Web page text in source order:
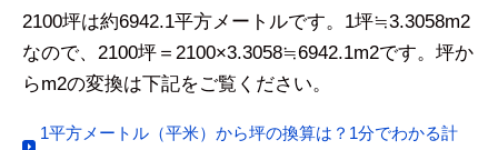
2100坪は約6942.1平方メートルです。1坪≒3.3058m2
なので、2100坪＝2100×3.3058≒6942.1m2です。坪か
らm2の変換は下記をご覧ください。
1平方メートル（平米）から坪の換算は？1分でわかる計